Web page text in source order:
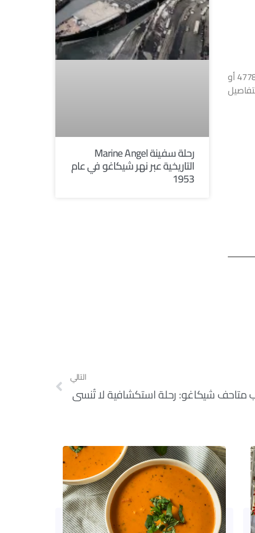
للراغبين في زيارة المدرسة أو التسجيل في دوراتها، يمكنهم التواصل عبر الهاتف على الرقم 773-728-4778 أو
رحلة سفينة Marine Angel
التاريخية عبر نهر شيكاغو في عام
1953
التالي
متاحف شيكاغو: رحلة استكشافية لا تُنسى